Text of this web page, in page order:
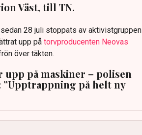
Väst, till TN.
28 juli stoppats av aktivistgruppen
upp påtorvproducenten Neovas
över täkten.
på maskiner – polisen
”Upptrappning på helt ny